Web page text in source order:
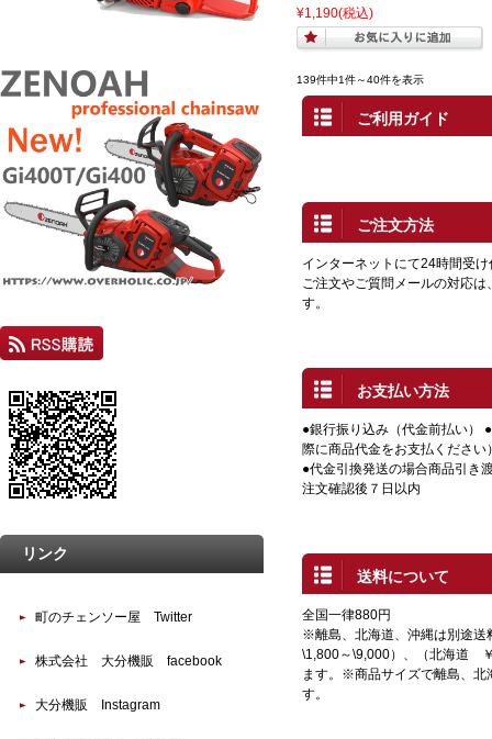
¥1,190(税込)
139件中1件～40件を表示
ご利用ガイド
ご注文方法
インターネットにて24時間受
ご注文やご質問メールの対応
す。
お支払い方法
●銀行振り込み（代金前払い）
際に商品代金をお支払ください
●代金引換発送の場合商品引き
注文確認後７日以内
送料について
全国一律880円
※離島、北海道、沖縄は別途送
\1,800～\9,000）、（北海道
ます。※商品サイズで離島、北
す。
リンク
町のチェンソー屋 Twitter
株式会社 大分機販 facebook
大分機販 Instagram